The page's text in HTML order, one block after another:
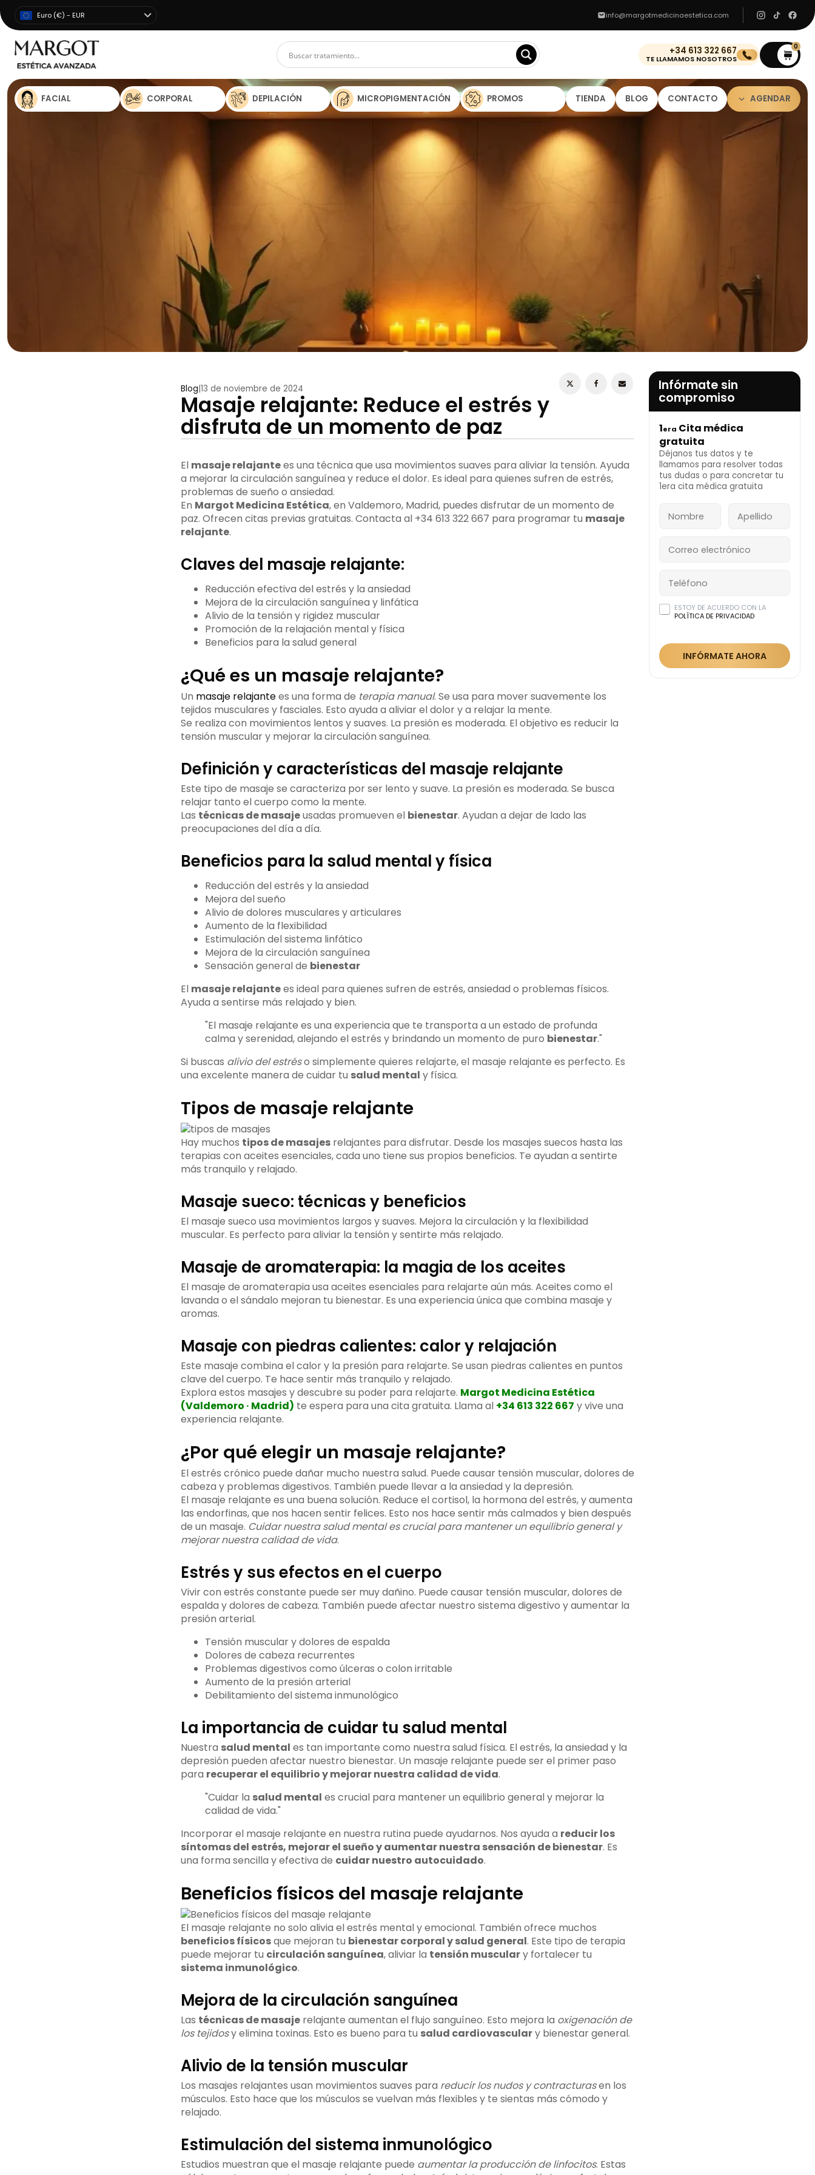
Euro (€) - EUR info@margotmedicinaestetica.com
+34 613 322 667
TE LLAMAMOS NOSOTROS
0
FACIAL CORPORAL DEPILACIÓN MICROPIGMENTACIÓN PROMOS TIENDA BLOG CONTACTO AGENDAR
ESTOY DE ACUERDO CON LA
INFÓRMATE AHORA
Blog 13 de noviembre de 2024
Masaje relajante: Reduce el estrés y
disfruta de un momento de paz
El masaje relajantees una técnica que usa movimientos suaves para aliviar la tensión. Ayuda
a mejorar la circulación sanguínea y reduce el dolor. Es ideal para quienes sufren de estrés,
problemas de sueño o ansiedad.
En Margot Medicina Estética, en Valdemoro, Madrid, puedes disfrutar de un momento de
paz. Ofrecen citas previas gratuitas. Contacta al +34 613 322 667 para programar tu masaje
relajante.
Claves del masaje relajante:
Reducción efectiva del estrés y la ansiedad
Mejora de la circulación sanguínea y linfática
Alivio de la tensión y rigidez muscular
Promoción de la relajación mental y física
Beneficios para la salud general
¿Qué es un masaje relajante?
Un masaje relajantees una forma de terapia manual. Se usa para mover suavemente los
tejidos musculares y fasciales. Esto ayuda a aliviar el dolor y a relajar la mente.
Se realiza con movimientos lentos y suaves. La presión es moderada. El objetivo es reducir la
tensión muscular y mejorar la circulación sanguínea.
Definición y características del masaje relajante
Este tipo de masaje se caracteriza por ser lento y suave. La presión es moderada. Se busca
relajar tanto el cuerpo como la mente.
Las técnicas de masajeusadas promueven el bienestar. Ayudan a dejar de lado las
preocupaciones del día a día.
Beneficios para la salud mental y física
Reducción del estrés y la ansiedad
Mejora del sueño
Alivio de dolores musculares y articulares
Aumento de la flexibilidad
Estimulación del sistema linfático
Mejora de la circulación sanguínea
Sensación general de bienestar
El masaje relajantees ideal para quienes sufren de estrés, ansiedad o problemas físicos.
Ayuda a sentirse más relajado y bien.
"El masaje relajante es una experiencia que te transporta a un estado de profunda
calma y serenidad, alejando el estrés y brindando un momento de puro bienestar."
Si buscas alivio del estréso simplemente quieres relajarte, el masaje relajante es perfecto. Es
una excelente manera de cuidar tu salud mental y física.
Tipos de masaje relajante
Hay muchos tipos de masajesrelajantes para disfrutar. Desde los masajes suecos hasta las
terapias con aceites esenciales, cada uno tiene sus propios beneficios. Te ayudan a sentirte
más tranquilo y relajado.
Masaje sueco: técnicas y beneficios
El masaje sueco usa movimientos largos y suaves. Mejora la circulación y la flexibilidad
muscular. Es perfecto para aliviar la tensión y sentirte más relajado.
Masaje de aromaterapia: la magia de los aceites
El masaje de aromaterapia usa aceites esenciales para relajarte aún más. Aceites como el
lavanda o el sándalo mejoran tu bienestar. Es una experiencia única que combina masaje y
aromas.
Masaje con piedras calientes: calor y relajación
Este masaje combina el calor y la presión para relajarte. Se usan piedras calientes en puntos
clave del cuerpo. Te hace sentir más tranquilo y relajado.
Explora estos masajes y descubre su poder para relajarte. Margot Medicina Estética
(Valdemoro · Madrid) te espera para una cita gratuita. Llama al +34 613 322 667 y vive una
experiencia relajante.
¿Por qué elegir un masaje relajante?
El estrés crónico puede dañar mucho nuestra salud. Puede causar tensión muscular, dolores de
cabeza y problemas digestivos. También puede llevar a la ansiedad y la depresión.
El masaje relajante es una buena solución. Reduce el cortisol, la hormona del estrés, y aumenta
las endorfinas, que nos hacen sentir felices. Esto nos hace sentir más calmados y bien después
de un masaje. Cuidar nuestra salud mental es crucial para mantener un equilibrio general y
mejorar nuestra calidad de vida.
Estrés y sus efectos en el cuerpo
Vivir con estrés constante puede ser muy dañino. Puede causar tensión muscular, dolores de
espalda y dolores de cabeza. También puede afectar nuestro sistema digestivo y aumentar la
presión arterial.
Tensión muscular y dolores de espalda
Dolores de cabeza recurrentes
Problemas digestivos como úlceras o colon irritable
Aumento de la presión arterial
Debilitamiento del sistema inmunológico
La importancia de cuidar tu salud mental
Nuestra salud mental es tan importante como nuestra salud física. El estrés, la ansiedad y la
depresión pueden afectar nuestro bienestar. Un masaje relajante puede ser el primer paso
para recuperar el equilibrio y mejorar nuestra calidad de vida.
"Cuidar la salud mental es crucial para mantener un equilibrio general y mejorar la
calidad de vida."
Incorporar el masaje relajante en nuestra rutina puede ayudarnos. Nos ayuda a reducir los
síntomas del estrés, mejorar el sueño y aumentar nuestra sensación de bienestar. Es
una forma sencilla y efectiva de cuidar nuestro autocuidado.
Beneficios físicos del masaje relajante
El masaje relajante no solo alivia el estrés mental y emocional. También ofrece muchos
beneficios físicosque mejoran tu bienestar corporal y salud general. Este tipo de terapia
puede mejorar tu circulación sanguínea, aliviar la tensión musculary fortalecer tu
sistema inmunológico.
Mejora de la circulación sanguínea
Las técnicas de masajerelajante aumentan el flujo sanguíneo. Esto mejora la oxigenación de
los tejidosy elimina toxinas. Esto es bueno para tu salud cardiovasculary bienestar general.
Alivio de la tensión muscular
Los masajes relajantes usan movimientos suaves para reducir los nudos y contracturasen los
músculos. Esto hace que los músculos se vuelvan más flexibles y te sientas más cómodo y
relajado.
Estimulación del sistema inmunológico
Estudios muestran que el masaje relajante puede aumentar la producción de linfocitos. Estas
Infórmate sin
compromiso
1era Cita médica
gratuita
Déjanos tus datos y te
llamamos para resolver todas
tus dudas o para concretar tu
1era cita médica gratuita
ESTOY DE ACUERDO CON LA
POLÍTICA DE PRIVACIDAD
INFÓRMATE AHORA